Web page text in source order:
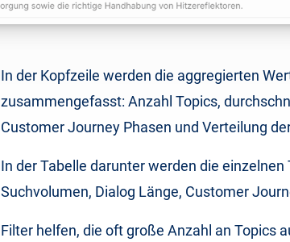
In der Kopfzeile werden die aggregierten
zusammengefasst: Anzahl Topics,
Customer Journey Phasen und Verteilung
In der Tabelle darunter werden die
Suchvolumen, Dialog Länge, Customer
Filter helfen, die oft große Anzahl an Topics